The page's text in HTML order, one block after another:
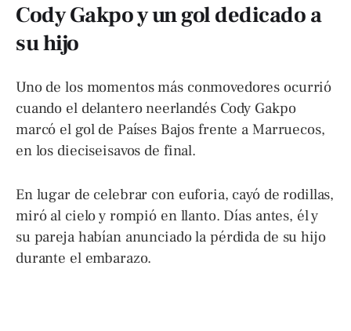
Cody Gakpo y un gol dedicado a
su hijo
Uno de los momentos más conmovedores ocurrió
cuando el delantero neerlandés Cody Gakpo
marcó el gol de Países Bajos frente a Marruecos,
en los dieciseisavos de final.
En lugar de celebrar con euforia, cayó de rodillas,
miró al cielo y rompió en llanto. Días antes, él y
su pareja habían anunciado la pérdida de su hijo
durante el embarazo.